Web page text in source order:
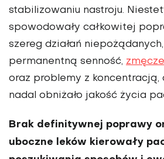
stabilizowaniu nastroju.
spowodowały całkowitej
szereg działań
permanentną senność,
oraz pro­blemy z koncentracją,
nadal obniżało jakość życia
Brak definitywnej poprawy
uboczne leków kierowały